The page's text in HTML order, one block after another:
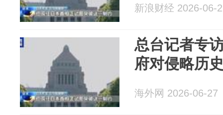
新浪财经 2026-06-
总台记者专
府对侵略历
海外网 2026-06-27